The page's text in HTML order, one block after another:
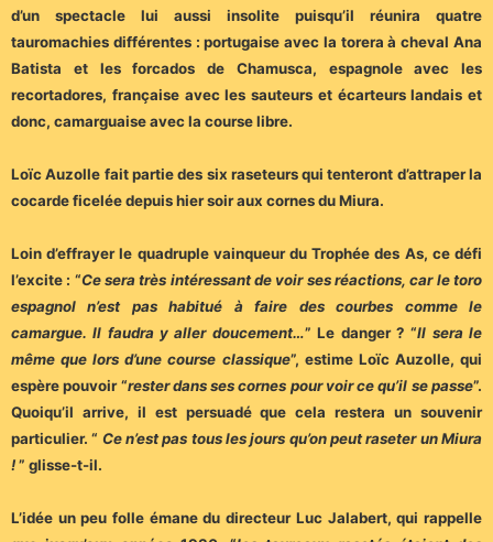
d’un spectacle lui aussi insolite puisqu’il réunira quatre
tauromachies différentes : portugaise avec la torera à cheval Ana
Batista et les forcados de Chamusca, espagnole avec les
recortadores, française avec les sauteurs et écarteurs landais et
donc, camarguaise avec la course libre.
Loïc Auzolle fait partie des six raseteurs qui tenteront d’attraper la
cocarde ficelée depuis hier soir aux cornes du Miura.
Loin d’effrayer le quadruple vainqueur du Trophée des As, ce défi
l’excite : “Ce sera très intéressant de voir ses réactions, car le toro
espagnol n’est pas habitué à faire des courbes comme le
camargue. Il faudra y aller doucement…” Le danger ? “Il sera le
même que lors d’une course classique”, estime Loïc Auzolle, qui
espère pouvoir “rester dans ses cornes pour voir ce qu’il se passe”.
Quoiqu’il arrive, il est persuadé que cela restera un souvenir
particulier. “ Ce n’est pas tous les jours qu’on peut raseter un Miura
!” glisse-t-il.
L’idée un peu folle émane du directeur Luc Jalabert, qui rappelle